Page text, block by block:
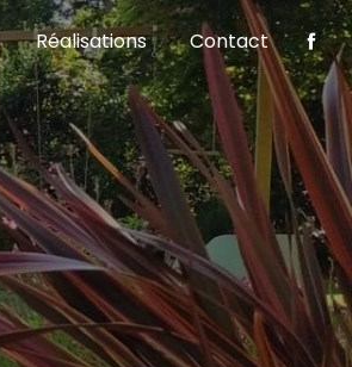
Réalisations Contact